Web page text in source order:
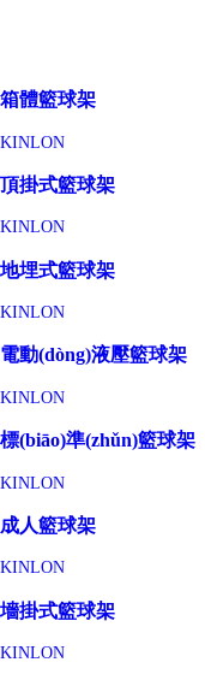
箱體籃球架
KINLON
頂掛式籃球架
KINLON
地埋式籃球架
KINLON
電動(dòng)液壓籃球架
KINLON
標(biāo)準(zhǔn)籃球架
KINLON
成人籃球架
KINLON
墻掛式籃球架
KINLON